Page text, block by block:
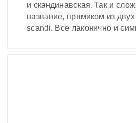
и скандинавская. Так и
название, прямиком из
scandi. Все лаконично и